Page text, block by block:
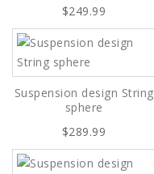
$249.99
Suspension design String
sphere
$289.99